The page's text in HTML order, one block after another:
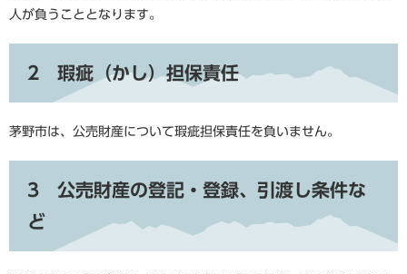
人が負うこととなります。
2 瑕疵（かし）担保責任
茅野市は、公売財産について瑕疵担保責任を負いません。
3 公売財産の登記・登録、引渡し条件な
ど